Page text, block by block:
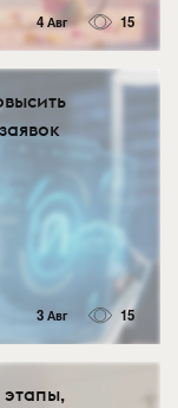
4 Авг 15
3 Авг 15